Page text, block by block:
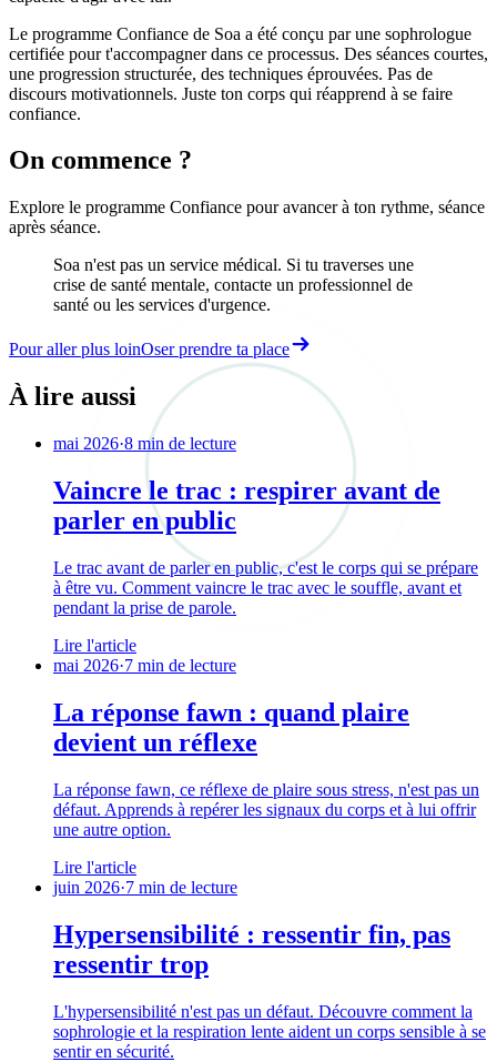
Le programme Confiance de Soa a été conçu par une sophrologue
certifiée pour t'accompagner dans ce processus. Des séances courtes,
une progression structurée, des techniques éprouvées. Pas de
discours motivationnels. Juste ton corps qui réapprend à se faire
confiance.
On commence ?
Explore le programme Confiance pour avancer à ton rythme, séance
après séance.
Soa n'est pas un service médical. Si tu traverses une
crise de santé mentale, contacte un professionnel de
santé ou les services d'urgence.
Pour aller plus loinOser prendre ta place
À lire aussi
mai 2026·8 min de lecture
Vaincre le trac : respirer avant de
parler en public
Le trac avant de parler en public, c'est le corps qui se prépare
à être vu. Comment vaincre le trac avec le souffle, avant et
pendant la prise de parole.
Lire l'article
mai 2026·7 min de lecture
La réponse fawn : quand plaire
devient un réflexe
La réponse fawn, ce réflexe de plaire sous stress, n'est pas un
défaut. Apprends à repérer les signaux du corps et à lui offrir
une autre option.
Lire l'article
juin 2026·7 min de lecture
Hypersensibilité : ressentir fin, pas
ressentir trop
L'hypersensibilité n'est pas un défaut. Découvre comment la
sophrologie et la respiration lente aident un corps sensible à se
sentir en sécurité.